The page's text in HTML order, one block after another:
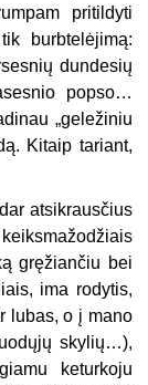
pritildyti
burbtelėjimą:
dundesių
popso…
„geležiniu
Kitaip tariant,
atsikrausčius
gręžiančiu bei
ima rodytis,
lubas, o į mano
skylių…),
keturkoju